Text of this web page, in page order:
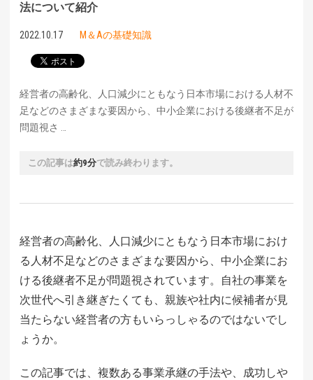
法について紹介
2022.10.17 M＆Aの基礎知識
経営者の高齢化、人口減少にともなう日本市場における人材不
足などのさまざまな要因から、中小企業における後継者不足が
問題視さ …
この記事は約9分で読み終わります。
経営者の高齢化、人口減少にともなう日本市場におけ
る人材不足などのさまざまな要因から、中小企業にお
ける後継者不足が問題視されています。自社の事業を
次世代へ引き継ぎたくても、親族や社内に候補者が見
当たらない経営者の方もいらっしゃるのではないでし
ょうか。
この記事では、複数ある事業承継の手法や、成功しや